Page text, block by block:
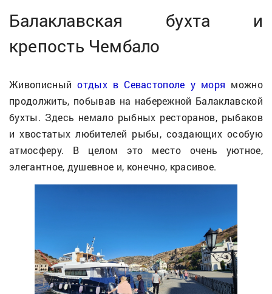
Балаклавская бухта и
крепость Чембало
Живописныйотдых в Севастополе у моря можно
продолжить, побывав на набережной Балаклавской
бухты. Здесь немало рыбных ресторанов, рыбаков
и хвостатых любителей рыбы, создающих особую
атмосферу. В целом это место очень уютное,
элегантное, душевное и, конечно, красивое.